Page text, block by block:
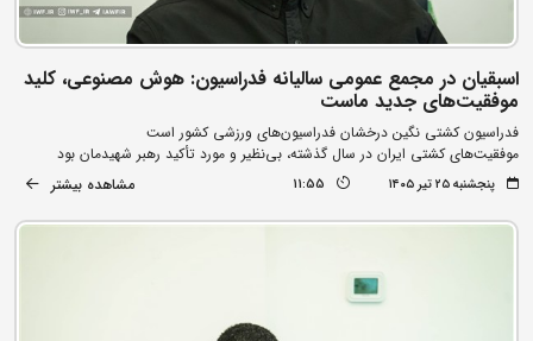
اسبقیان در مجمع عمومی سالیانه فدراسیون: هوش مصنوعی، کلید
موفقیت‌های جدید ماست
فدراسیون کشتی نگین درخشان فدراسیون‌های ورزشی کشور است
موفقیت‌های کشتی ایران در سال گذشته، بی‌نظیر و مورد تأکید رهبر شهیدمان بود
پنجشنبه ۲۵ تیر ۱۴۰۵ 11:55 مشاهده بیشتر